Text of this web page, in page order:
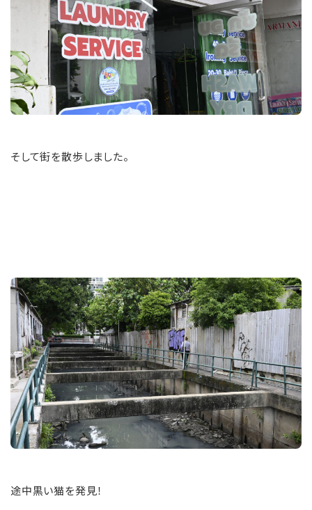
そして街を散歩しました。
途中黒い猫を発見！